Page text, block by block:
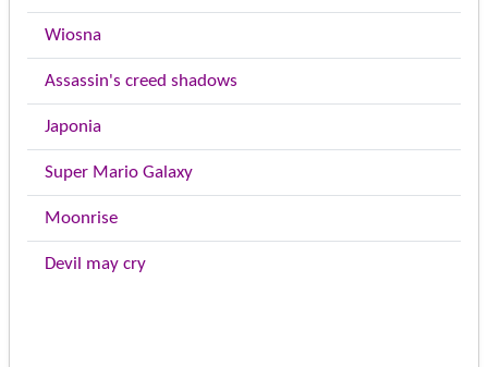
Wiosna
Assassin's creed shadows
Japonia
Super Mario Galaxy
Moonrise
Devil may cry